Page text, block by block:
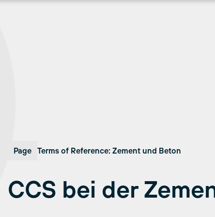
Page Terms of Reference: Zement und Beton
CCS bei der